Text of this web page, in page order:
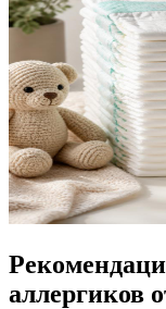
аллергиков